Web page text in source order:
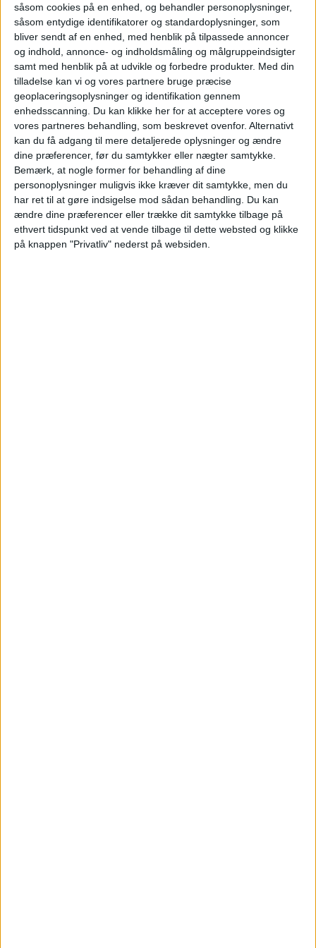
såsom cookies på en enhed, og behandler personoplysninger,
såsom entydige identifikatorer og standardoplysninger, som
bliver sendt af en enhed, med henblik på tilpassede annoncer
og indhold, annonce- og indholdsmåling og målgruppeindsigter
samt med henblik på at udvikle og forbedre produkter. Med din
tilladelse kan vi og vores partnere bruge præcise
geoplaceringsoplysninger og identifikation gennem
enhedsscanning. Du kan klikke her for at acceptere vores og
vores partneres behandling, som beskrevet ovenfor. Alternativt
kan du få adgang til mere detaljerede oplysninger og ændre
dine præferencer, før du samtykker eller nægter samtykke.
Bemærk, at nogle former for behandling af dine
personoplysninger muligvis ikke kræver dit samtykke, men du
har ret til at gøre indsigelse mod sådan behandling.
Du kan
ændre dine præferencer eller trække dit samtykke tilbage på
ethvert tidspunkt ved at vende tilbage til dette websted og klikke
på knappen "Privatliv" nederst på websiden.
lufthavnsdirektøren.
ANNONCE
Aarhus Lufthavn forventer at fastholde sidste
års udvikling i 2019, og de forventer at
vækststrategien stiger mod et tredoblet
passagertallet til 1,5 millioner frem mod 2024.
NYHEDER
ANNONCE